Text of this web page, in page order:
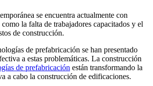
se encuentra actualmente con
la falta de trabajadores capacitados y el
de construcción.
de prefabricación se han presentado
a estas problemáticas. La construcción
de prefabricación están transformando la
a cabo la construcción de edificaciones.